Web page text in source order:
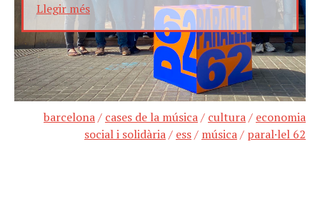
Llegir més
barcelona/ cases de la música/ cultura/ economia
social i solidària/ ess/ música/ paral·lel 62